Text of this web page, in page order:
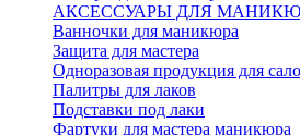
АКСЕССУАРЫ ДЛЯ
Ванночки для маникюра
Защита для мастера
Одноразовая продукция для
Палитры для лаков
Подставки под лаки
Фартуки для мастера маникюра